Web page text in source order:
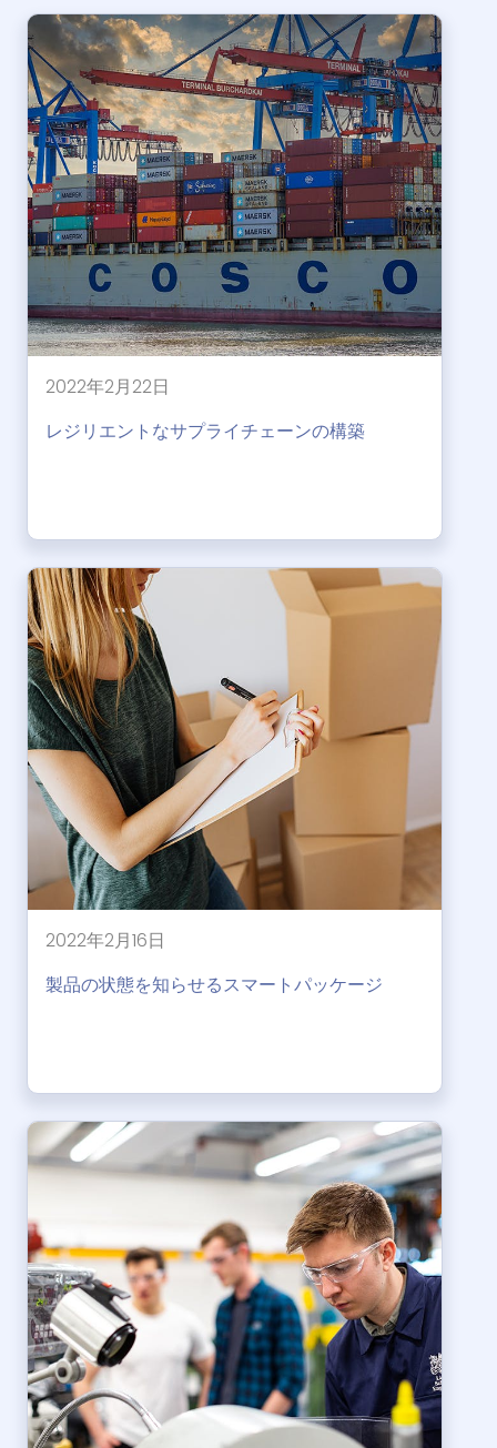
2022年2月22日
レジリエントなサプライチェーンの構築
2022年2月16日
製品の状態を知らせるスマートパッケージ